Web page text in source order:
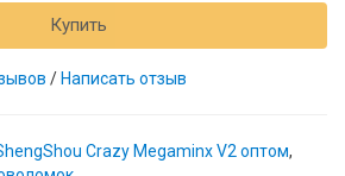
Купить
/ Написать отзыв
Crazy Megaminx V2 оптом,